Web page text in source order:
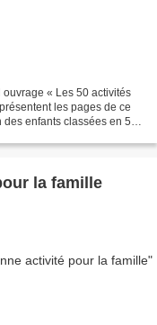
« Les 50 activités
les pages de ce
enfants classées en 5
la famille